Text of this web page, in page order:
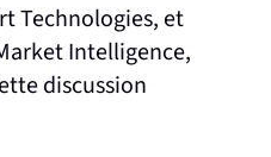
Technologies, et
Intelligence,
discussion